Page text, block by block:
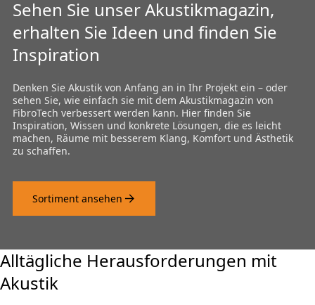
Sehen Sie unser Akustikmagazin,
erhalten Sie Ideen und finden Sie
Inspiration
Denken Sie Akustik von Anfang an in Ihr Projekt ein – oder
sehen Sie, wie einfach sie mit dem Akustikmagazin von
FibroTech verbessert werden kann. Hier finden Sie
Inspiration, Wissen und konkrete Lösungen, die es leicht
machen, Räume mit besserem Klang, Komfort und Ästhetik
zu schaffen.
Sortiment ansehen
Alltägliche Herausforderungen mit
Akustik